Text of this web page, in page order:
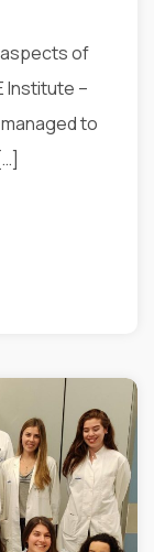
aspects of
Institute –
to